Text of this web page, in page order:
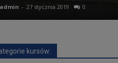
admin - 27 stycznia 2019 0
kursów: